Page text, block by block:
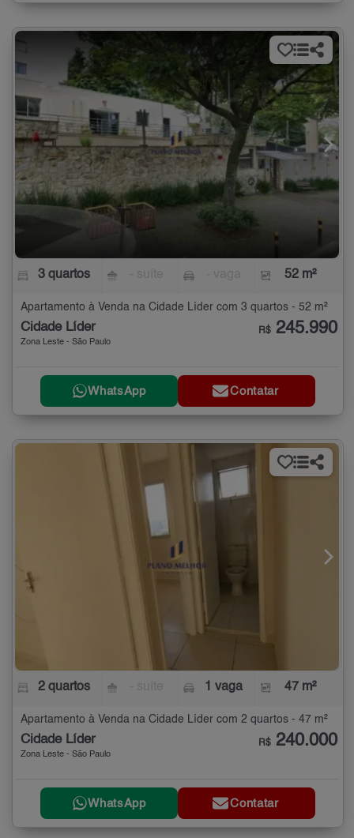
3 quartos 52 m²
Apartamento à Venda na Cidade Líder com 3 quartos - 52 m²
Cidade Líder
Zona Leste - São Paulo
R$ 245.990
WhatsApp Contatar
2 quartos 1 vaga 47 m²
Apartamento à Venda na Cidade Líder com 2 quartos - 47 m²
Cidade Líder
Zona Leste - São Paulo
R$ 240.000
WhatsApp Contatar